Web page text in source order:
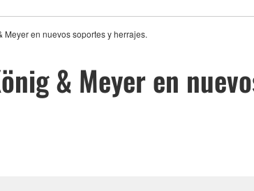
Meyer en nuevos soportes y herrajes.
& Meyer en